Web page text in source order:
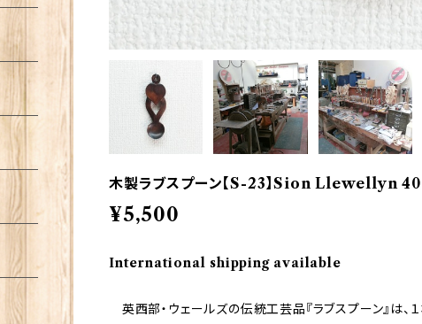
木製ラブスプーン【S-23】Sion Llewellyn
¥5,500
International shipping available
英西部・ウェールズの伝統工芸品『ラブスプーン』は、